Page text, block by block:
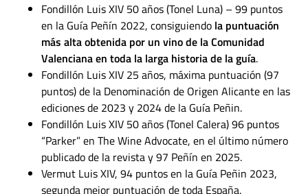
Fondillón Luis XIV 50 años (Tonel Luna) – 99 puntos
en la Guía Peñín 2022, consiguiendo la puntuación
más alta obtenida por un vino de la Comunidad
Valenciana en toda la larga historia de la guía.
Fondillón Luis XIV 25 años, máxima puntuación (97
puntos) de la Denominación de Origen Alicante en las
ediciones de 2023 y 2024 de la Guía Peñin.
Fondillón Luis XIV 50 años (Tonel Calera) 96 puntos
“Parker” en The Wine Advocate, en el último número
publicado de la revista y 97 Peñín en 2025.
Vermut Luis XIV, 94 puntos en la Guía Peñin 2023,
segunda mejor puntuación de toda España.